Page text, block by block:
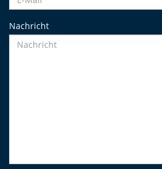
Nachricht